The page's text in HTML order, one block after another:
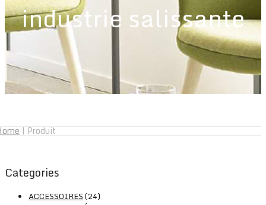
industrie salissante
| Produit
Categories
ACCESSOIRES(24)